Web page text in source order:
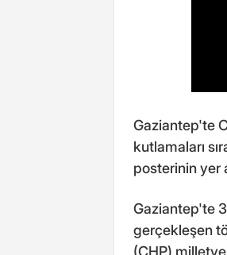
Gaziantep'te
kutlamaları
posterinin yer
Gaziantep'te
gerçekleşen
(CHP)